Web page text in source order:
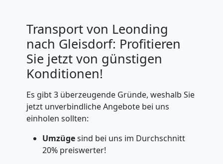
Transport von Leonding
nach Gleisdorf: Profitieren
Sie jetzt von günstigen
Konditionen!
Es gibt 3 überzeugende Gründe, weshalb Sie
jetzt unverbindliche Angebote bei uns
einholen sollten:
Umzügesind bei uns im Durchschnitt
20% preiswerter!